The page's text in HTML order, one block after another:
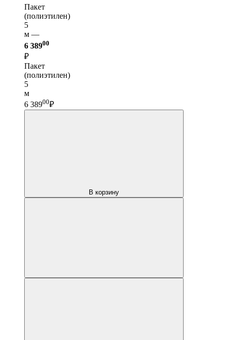
Пакет
(полиэтилен)
5
м —
6 38900
₽
Пакет
(полиэтилен)
5
м
6 38900₽
В корзину